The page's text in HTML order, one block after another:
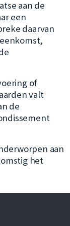
aan de
een
daarvan
of
valt
de
aan
het